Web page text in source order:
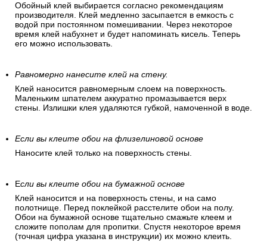
Обойный клей выбирается согласно рекомендациям
производителя. Клей медленно засыпается в емкость с
водой при постоянном помешивании. Через некоторое
время клей набухнет и будет напоминать кисель. Теперь
его можно использовать.
Равномерно нанесите клей на стену.
Клей наносится равномерным слоем на поверхность.
Маленьким шпателем аккуратно промазывается верх
стены. Излишки клея удаляются губкой, намоченной в воде.
Если вы клеите обои на флизелиновой основе
Наносите клей только на поверхность стены.
Если вы клеите обои на бумажной основе
Клей наносится и на поверхность стены, и на само
полотнище. Перед поклейкой расстелите обои на полу.
Обои на бумажной основе тщательно смажьте клеем и
сложите пополам для пропитки. Спустя некоторое время
(точная цифра указана в инструкции) их можно клеить.